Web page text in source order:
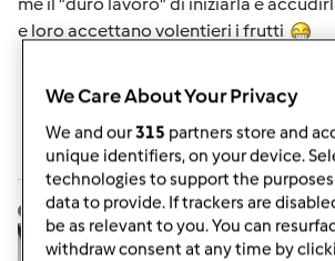
e loro accettano volentieri i frutti
In cima
Accedio registratiper poter
lidia.M Iscritto :
We Care About Your Privacy
We and our315 partners store and
unique identifiers, on your device.
technologies to support the
data to provide. If trackers are
be as relevant to you. You can
withdraw consent at any time by